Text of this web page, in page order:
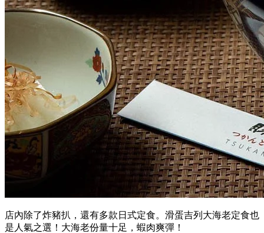
店內除了炸豬扒，還有多款日式定食。滑蛋吉列大海老定食也
是人氣之選！大海老份量十足，蝦肉爽彈！